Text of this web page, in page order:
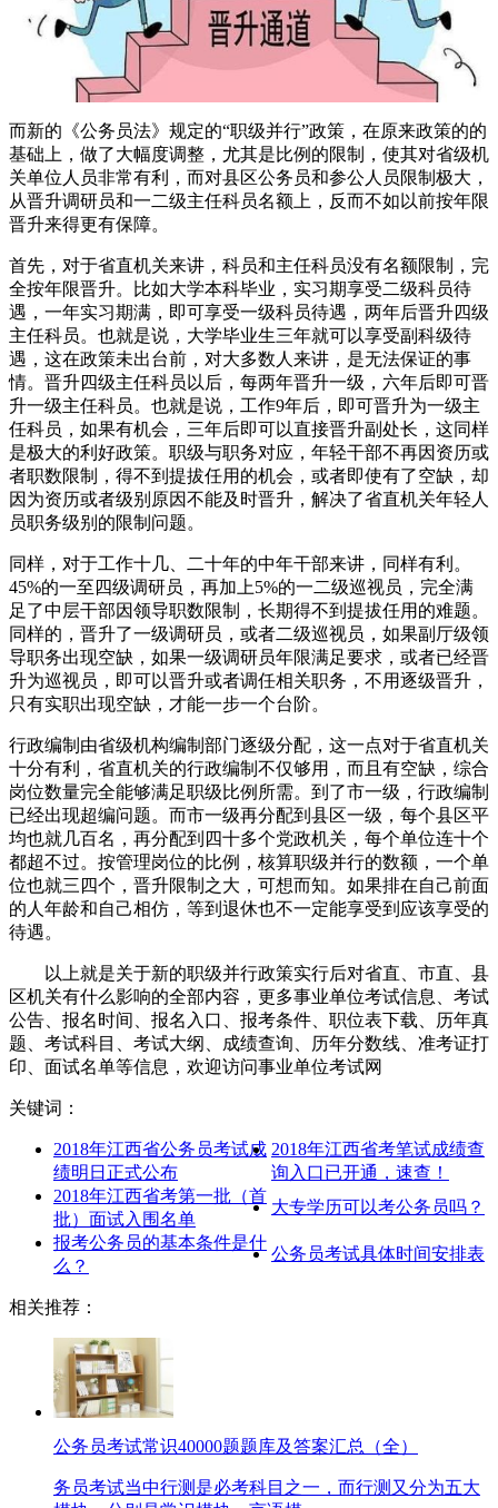
而新的《公务员法》规定的“职级并行”政策，在原来政策的的
基础上，做了大幅度调整，尤其是比例的限制，使其对省级机
关单位人员非常有利，而对县区公务员和参公人员限制极大，
从晋升调研员和一二级主任科员名额上，反而不如以前按年限
晋升来得更有保障。
首先，对于省直机关来讲，科员和主任科员没有名额限制，完
全按年限晋升。比如大学本科毕业，实习期享受二级科员待
遇，一年实习期满，即可享受一级科员待遇，两年后晋升四级
主任科员。也就是说，大学毕业生三年就可以享受副科级待
遇，这在政策未出台前，对大多数人来讲，是无法保证的事
情。晋升四级主任科员以后，每两年晋升一级，六年后即可晋
升一级主任科员。也就是说，工作9年后，即可晋升为一级主
任科员，如果有机会，三年后即可以直接晋升副处长，这同样
是极大的利好政策。职级与职务对应，年轻干部不再因资历或
者职数限制，得不到提拔任用的机会，或者即使有了空缺，却
因为资历或者级别原因不能及时晋升，解决了省直机关年轻人
员职务级别的限制问题。
同样，对于工作十几、二十年的中年干部来讲，同样有利。
45%的一至四级调研员，再加上5%的一二级巡视员，完全满
足了中层干部因领导职数限制，长期得不到提拔任用的难题。
同样的，晋升了一级调研员，或者二级巡视员，如果副厅级领
导职务出现空缺，如果一级调研员年限满足要求，或者已经晋
升为巡视员，即可以晋升或者调任相关职务，不用逐级晋升，
只有实职出现空缺，才能一步一个台阶。
行政编制由省级机构编制部门逐级分配，这一点对于省直机关
十分有利，省直机关的行政编制不仅够用，而且有空缺，综合
岗位数量完全能够满足职级比例所需。到了市一级，行政编制
已经出现超编问题。而市一级再分配到县区一级，每个县区平
均也就几百名，再分配到四十多个党政机关，每个单位连十个
都超不过。按管理岗位的比例，核算职级并行的数额，一个单
位也就三四个，晋升限制之大，可想而知。如果排在自己前面
的人年龄和自己相仿，等到退休也不一定能享受到应该享受的
待遇。
以上就是关于新的职级并行政策实行后对省直、市直、县
区机关有什么影响的全部内容，更多事业单位考试信息、考试
公告、报名时间、报名入口、报考条件、职位表下载、历年真
题、考试科目、考试大纲、成绩查询、历年分数线、准考证打
印、面试名单等信息，欢迎访问事业单位考试网
关键词：
2018年江西省公务员考试成
绩明日正式公布
2018年江西省考笔试成绩查
询入口已开通，速查！
2018年江西省考第一批（首
批）面试入围名单
大专学历可以考公务员吗？
报考公务员的基本条件是什
么？
公务员考试具体时间安排表
相关推荐：
公务员考试常识40000题题库及答案汇总（全）
务员考试当中行测是必考科目之一，而行测又分为五大